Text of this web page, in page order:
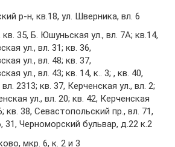
р-н, кв.18, ул. Шверника, вл. 6
35, Б. Юшуньская ул., вл. 7А; кв.14,
ул., вл. 31; кв. 36,
ул., вл. 48; кв. 37,
ул., вл. 43; кв. 14, к.. 3; , кв. 40,
2313; кв. 37, Керченская ул., вл. 2;
ул., вл. 20; кв. 42, Керченская
кв. 38, Севастопольский пр., вл. 71,
31, Черноморский бульвар, д.22 к.2
мкр. 6, к. 2 и 3